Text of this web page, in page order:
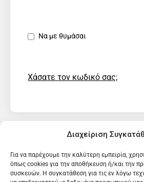
Διαχείριση
Για να παρέχουμε την καλύτερη εμπειρία,
όπως cookies για την αποθήκευση ή/και την
συσκευών. Η συγκατάθεση για τις εν λόγω
Να με θυμάσαι
Χάσατε τον κωδικό σας;